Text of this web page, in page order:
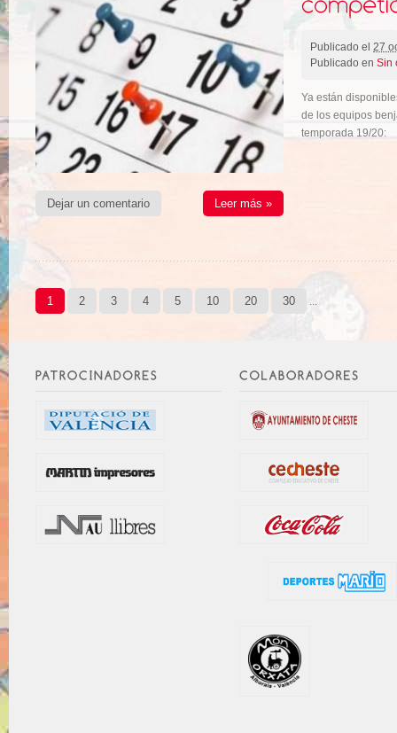
Dejar un comentario Leer más »
Publicado el 27
Publicado en Sin
Ya están
de los equipos
temporada 19/20:
1 2 3 4 5 10 20 30 ...